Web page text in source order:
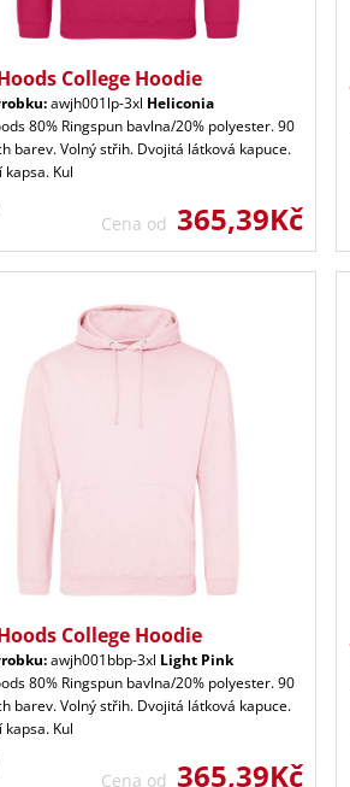
College Hoodie
awjh001lp-3xl Heliconia
80% Ringspun bavlna/20% polyester. 90
barev. Volný střih. Dvojitá látková kapuce.
kapsa. Kul
Cena od 365,39Kč
College Hoodie
awjh001bbp-3xl Light Pink
80% Ringspun bavlna/20% polyester. 90
barev. Volný střih. Dvojitá látková kapuce.
kapsa. Kul
Cena od 365,39Kč